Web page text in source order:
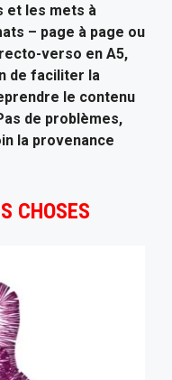
et les mets à
– page à page ou
verso en A5,
de faciliter la
le contenu
de problèmes,
la provenance
CHOSES